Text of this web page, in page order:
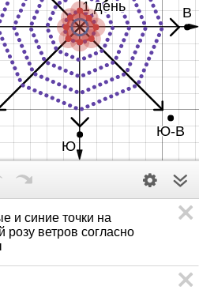
и синие точки на
розу ветров согласно